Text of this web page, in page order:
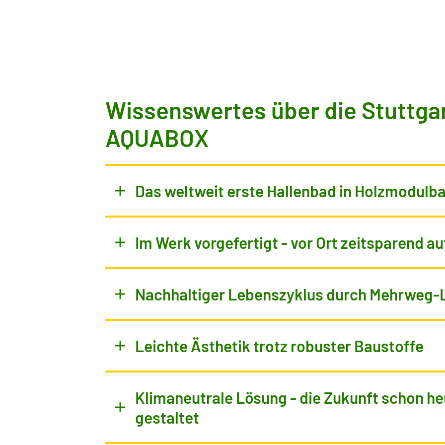
Wissenswertes über die
AQUABOX
Das weltweit erste Hallenbad in
Im Werk vorgefertigt - vor Ort zeitsparend
Nachhaltiger Lebenszyklus durch Mehrweg-
Leichte Ästhetik trotz robuster Baustoffe
Klimaneutrale Lösung - die Zukunft schon
gestaltet